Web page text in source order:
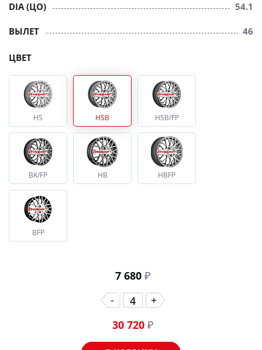
DIA (ЦО) 54.1
ВЫЛЕТ 46
7 680₽
-
+
30 720 ₽
ЦВЕТ
HS HSB HSB/FP
BK/FP HB HBFP
BFP